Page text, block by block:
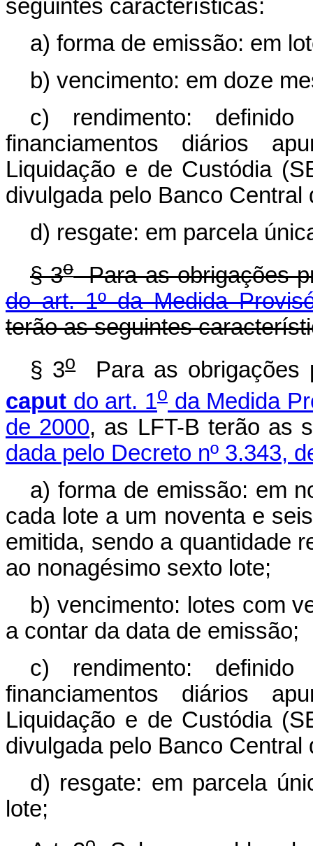
seguintes características:
a) forma de emissão: em
b) vencimento: em doze
c) rendimento:
financiamentos diários
Liquidação e de Custódia
divulgada pelo Banco Central
d) resgate: em parcela
§ 3oPara as obrigações
do art. 1º da Medida
terão as seguintes
§ 3oPara as obrigações
caput do art. 1o da Medida
de 2000, as LFT-B terão as
dada pelo Decreto nº 3.343,
a) forma de emissão: em
cada lote a um noventa e
emitida, sendo a quantidade
ao nonagésimo sexto lote;
b) vencimento: lotes com
a contar da data de emissão;
c) rendimento:
financiamentos diários
Liquidação e de Custódia
divulgada pelo Banco Central
d) resgate: em parcela
lote;